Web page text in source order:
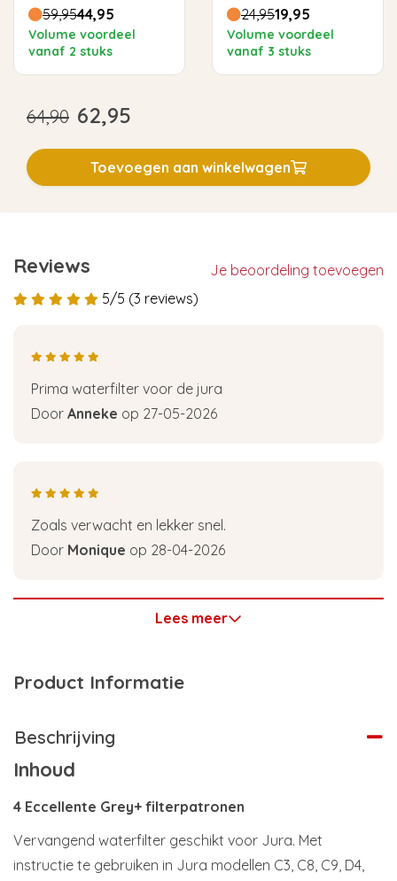
59,9544,95
Volume voordeel
vanaf 2 stuks
24,9519,95
Volume voordeel
vanaf 3 stuks
64,90 62,95
Toevoegen aan winkelwagen
Reviews
Je beoordeling toevoegen
5/5 (3 reviews)
Prima waterfilter voor de jura
Door Anneke op 27-05-2026
Zoals verwacht en lekker snel.
Door Monique op 28-04-2026
Lees meer
Product Informatie
Beschrijving
Inhoud
4 Eccellente Grey+ filterpatronen
Vervangend waterfilter geschikt voor Jura. Met
instructie te gebruiken in Jura modellen C3, C8, C9, D4,